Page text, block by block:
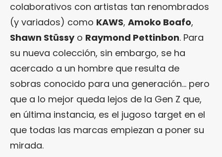
colaborativos con artistas tan renombrados
(y variados) como KAWS, Amoko Boafo,
Shawn Stüssyo Raymond Pettinbon. Para
su nueva colección, sin embargo, se ha
acercado a un hombre que resulta de
sobras conocido para una generación… pero
que a lo mejor queda lejos de la Gen Z que,
en última instancia, es el jugoso target en el
que todas las marcas empiezan a poner su
mirada.